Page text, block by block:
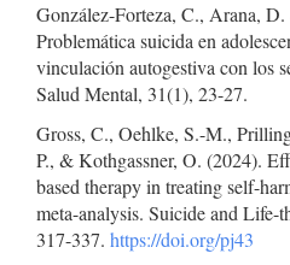
González-Forteza, C., Arana,
Problemática suicida en
vinculación autogestiva con los
Salud Mental, 31(1), 23-27.
Gross, C., Oehlke, S.-M.,
P., & Kothgassner, O. (2024).
based therapy in treating self-
meta-analysis. Suicide and Life-
317-337. https://doi.org/pj43